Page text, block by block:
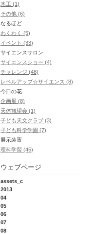
木工 (1)
その他 (6)
なるほど
わくわく (5)
イベント (33)
サイエンスサロン
サイエンスショー (4)
チャレンジ (48)
レベルアップ☆サイエンス (8)
今日の花
企画展 (8)
天体観望会 (1)
子ども天文クラブ (3)
子ども科学学園 (7)
展示装置
理科学習 (45)
ウェブページ
assets_c
2013
04
05
06
07
08